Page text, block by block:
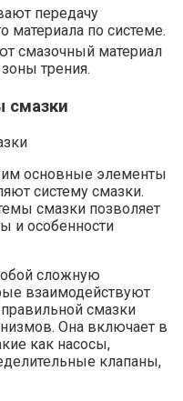
передачу
материала по системе.
смазочный материал
трения.
смазки
основные элементы
систему смазки.
смазки позволяет
и особенности
сложную
взаимодействуют
смазки
Она включает в
как насосы,
клапаны,